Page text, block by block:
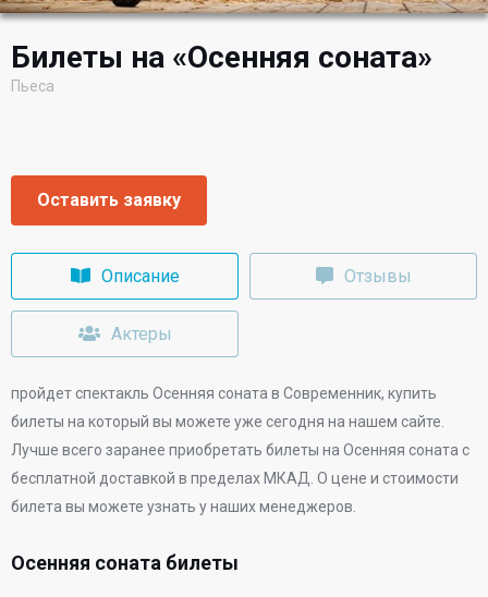
Билеты на «Осенняя соната»
Пьеса
Оставить заявку
Описание Отзывы
Актеры
пройдет спектакль Осенняя соната в Современник, купить
билеты на который вы можете уже сегодня на нашем сайте.
Лучше всего заранее приобретать билеты на Осенняя соната с
бесплатной доставкой в пределах МКАД. О цене и стоимости
билета вы можете узнать у наших менеджеров.
Осенняя соната билеты